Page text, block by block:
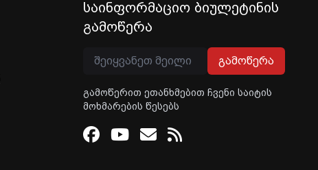
საინფორმაციო ბიულეტინის
გამოწერა
გამოწერა
გამოწერით ეთანხმებით ჩვენი საიტის
მოხმარების წესებს
Facebook
Youtube
Email
RSS